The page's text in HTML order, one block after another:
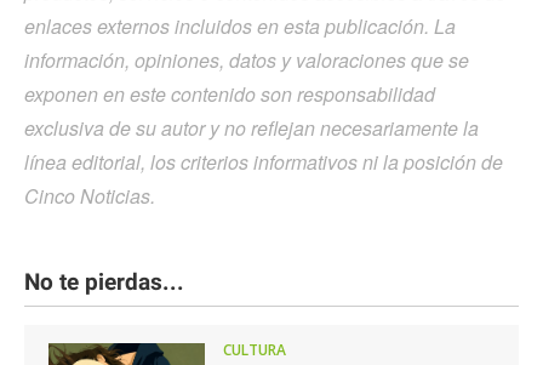
enlaces externos incluidos en esta publicación. La
información, opiniones, datos y valoraciones que se
exponen en este contenido son responsabilidad
exclusiva de su autor y no reflejan necesariamente la
línea editorial, los criterios informativos ni la posición de
Cinco Noticias.
No te pierdas...
CULTURA